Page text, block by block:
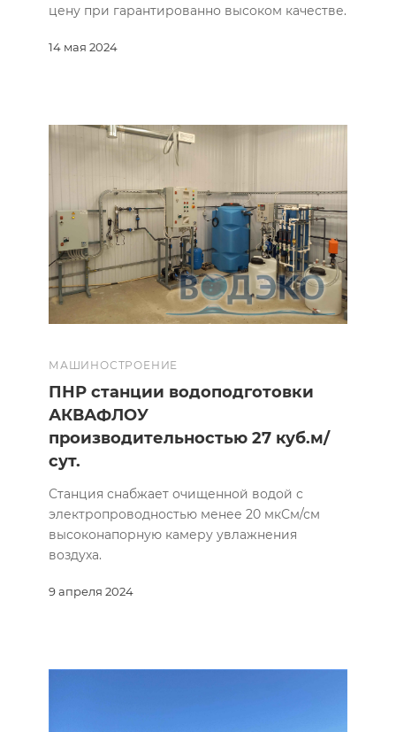
14 мая 2024
цену при гарантированно высоком качестве.
МАШИНОСТРОЕНИЕ
9 апреля 2024
ПНР станции водоподготовки
АКВАФЛОУ
производительностью 27 куб.м/
сут.
Станция снабжает очищенной водой с
электропроводностью менее 20 мкСм/см
высоконапорную камеру увлажнения
воздуха.